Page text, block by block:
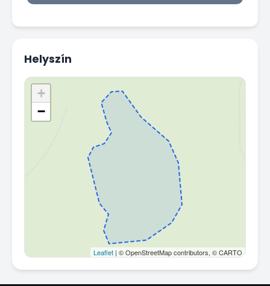
Helyszín
+
−
Leaflet | © OpenStreetMap contributors, © CARTO